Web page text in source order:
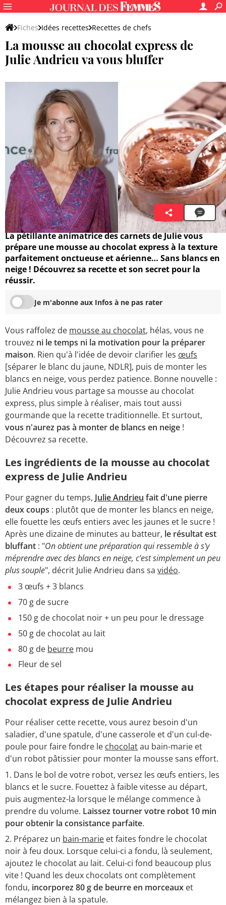
Fiches Idées recettes Recettes de chefs
Autres recettes de chef
La mousse au chocolat express de
Julie Andrieu va vous bluffer
Tatiana Jean-Dorize
15 février 2024 12:30
La pétillante animatrice des carnets de Julie vous
prépare une mousse au chocolat express à la texture
parfaitement onctueuse et aérienne… Sans blancs en
neige ! Découvrez sa recette et son secret pour la
réussir.
Je m'abonne aux Infos à ne pas rater
Vous raffolez de mousse au chocolat, hélas, vous ne
trouvez ni le temps ni la motivation pour la préparer
maison. Rien qu'à l'idée de devoir clarifier les œufs
[séparer le blanc du jaune, NDLR], puis de monter les
blancs en neige, vous perdez patience. Bonne nouvelle :
Julie Andrieu vous partage sa mousse au chocolat
express, plus simple à réaliser, mais tout aussi
gourmande que la recette traditionnelle. Et surtout,
vous n'aurez pas à monter de blancs en neige !
Découvrez sa recette.
Les ingrédients de la mousse au chocolat
express de Julie Andrieu
Pour gagner du temps, Julie Andrieu fait d'une pierre
deux coups : plutôt que de monter les blancs en neige,
elle fouette les œufs entiers avec les jaunes et le sucre !
Après une dizaine de minutes au batteur, le résultat est
bluffant : "On obtient une préparation qui ressemble à s'y
méprendre avec des blancs en neige, c'est simplement un peu
plus souple", décrit Julie Andrieu dans sa vidéo.
3 œufs + 3 blancs
70 g de sucre
150 g de chocolat noir + un peu pour le dressage
50 g de chocolat au lait
80 g de beurre mou
Fleur de sel
Les étapes pour réaliser la mousse au
chocolat express de Julie Andrieu
Pour réaliser cette recette, vous aurez besoin d'un
saladier, d'une spatule, d'une casserole et d'un cul-de-
poule pour faire fondre le chocolatau bain-marie et
d'un robot pâtissier pour monter la mousse sans effort.
Dans le bol de votre robot, versez les œufs entiers, les
blancs et le sucre. Fouettez à faible vitesse au départ,
puis augmentez-la lorsque le mélange commence à
prendre du volume. Laissez tourner votre robot 10 min
pour obtenir la consistance parfaite.
Préparez un bain-marie et faites fondre le chocolat
noir à feu doux. Lorsque celui-ci a fondu, là seulement,
ajoutez le chocolat au lait. Celui-ci fond beaucoup plus
vite ! Quand les deux chocolats ont complètement
fondu, incorporez 80 g de beurre en morceaux et
mélangez bien à la spatule.